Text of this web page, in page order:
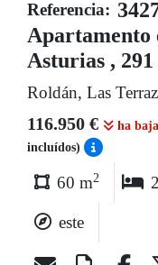
Referencia:
Apartamento
Asturias , 291
Roldán, Las
116.950 € ha
incluídos)
60 m2 2
este